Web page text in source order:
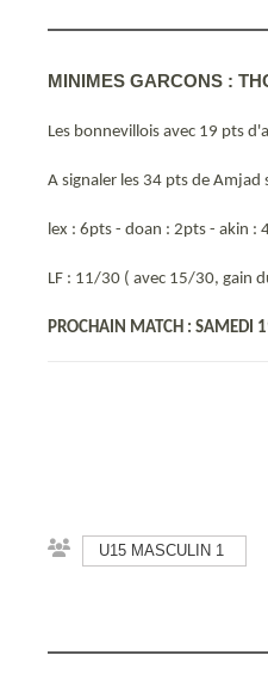
MINIMES GARCONS :
Les bonnevillois avec 19 pts
A signaler les 34 pts de
lex : 6pts - doan : 2pts - akin
LF : 11/30 ( avec 15/30, gain
PROCHAIN MATCH : SAMEDI
U15 MASCULIN 1